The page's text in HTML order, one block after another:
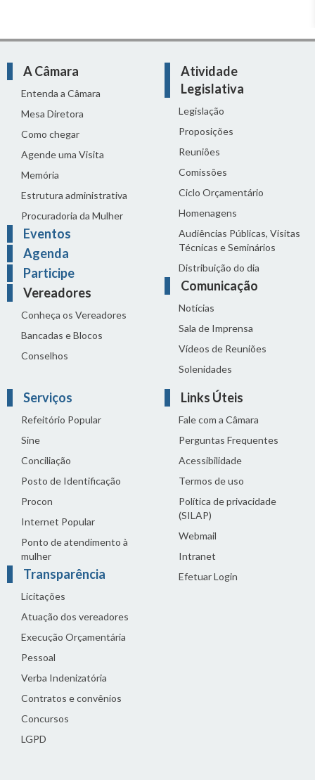
A Câmara
Entenda a Câmara
Mesa Diretora
Como chegar
Agende uma Visita
Memória
Estrutura administrativa
Procuradoria da Mulher
Eventos
Agenda
Participe
Vereadores
Conheça os Vereadores
Bancadas e Blocos
Conselhos
Atividade
Legislativa
Legislação
Proposições
Reuniões
Comissões
Ciclo Orçamentário
Homenagens
Audiências Públicas, Visitas
Técnicas e Seminários
Distribuição do dia
Comunicação
Notícias
Sala de Imprensa
Vídeos de Reuniões
Solenidades
Serviços
Refeitório Popular
Sine
Conciliação
Posto de Identificação
Procon
Internet Popular
Ponto de atendimento à
mulher
Transparência
Licitações
Atuação dos vereadores
Execução Orçamentária
Pessoal
Verba Indenizatória
Contratos e convênios
Concursos
LGPD
Links Úteis
Fale com a Câmara
Perguntas Frequentes
Acessibilidade
Termos de uso
Política de privacidade
(SILAP)
Webmail
Intranet
Efetuar Login